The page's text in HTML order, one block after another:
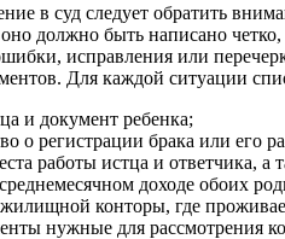
в суд следует обратить
оно должно быть написано
исправления или
Для каждой ситуации
и документ ребенка;
о регистрации брака или его
работы истца и ответчика,
доходе обоих
конторы, где
нужные для рассмотрения